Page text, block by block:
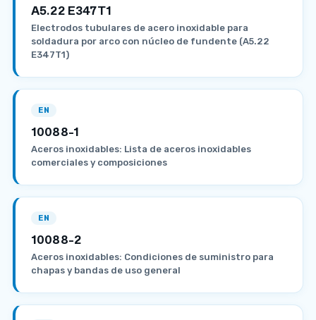
A5.22 E347T1
Electrodos tubulares de acero inoxidable para
soldadura por arco con núcleo de fundente (A5.22
E347T1)
EN
10088-1
Aceros inoxidables: Lista de aceros inoxidables
comerciales y composiciones
EN
10088-2
Aceros inoxidables: Condiciones de suministro para
chapas y bandas de uso general